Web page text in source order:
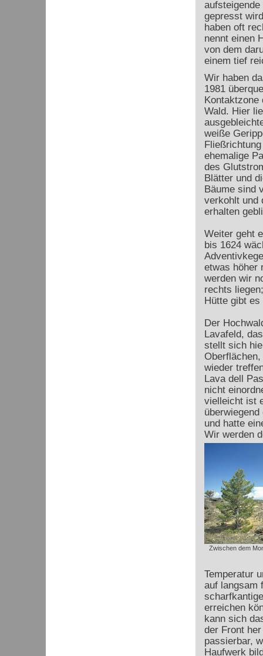
gepresst
haben oft
nennt einen
von dem
einem tief
Wir haben
1981
Kontaktzone
Wald. Hier
weiße
ehemalige
des
Blätter und
Bäume sind
verkohlt und
erhalten
Weiter geht
bis 1624
etwas höher
werden wir
rechts
Hütte gibt
Der
Lavafeld,
stellt sich
wieder
Lava dell
nicht
vielleicht ist
und hatte
Wir werden
Zwischen dem
Temperatur
auf langsam
erreichen
kann sich
der Front
passierbar,
Haufwerk